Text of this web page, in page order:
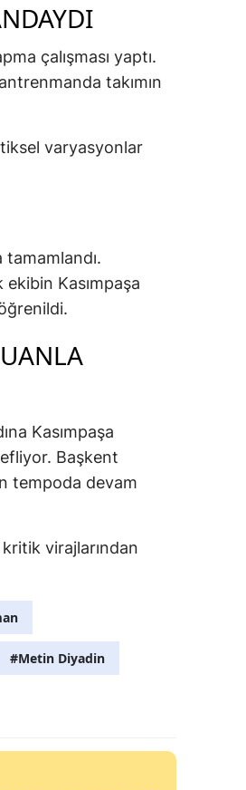
çalışması yaptı.
takımın
varyasyonlar
tamamlandı.
Kasımpaşa
Kasımpaşa
Başkent
tempoda devam
kritik virajlarından
#Metin Diyadin